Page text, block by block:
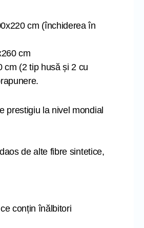
cm (închiderea în
cm
cm (2 tip husă și 2 cu
prestigiu la nivel mondial
de alte fibre sintetice,
conțin înălbitori